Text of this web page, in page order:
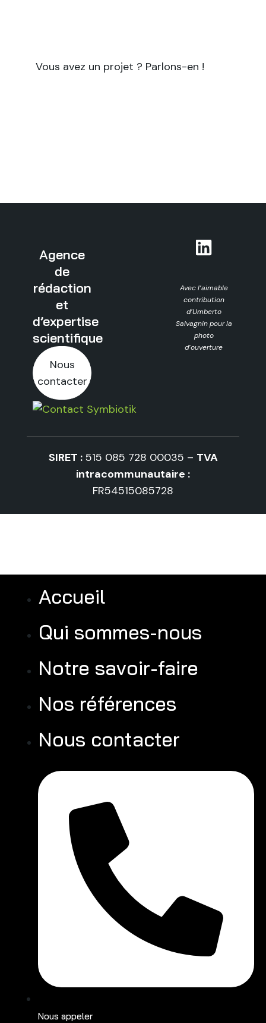
Vous avez un projet ? Parlons-en !
Agence
de
rédaction
et
d’expertise
scientifique
Nous
contacter
Avec l’aimable
contribution
d’Umberto
Salvagnin pour la
photo
d’ouverture
SIRET :515 085 728 00035 – TVA
intracommunautaire :
FR54515085728
Accueil
Qui sommes-nous
Notre savoir-faire
Nos références
Nous contacter
Nous appeler